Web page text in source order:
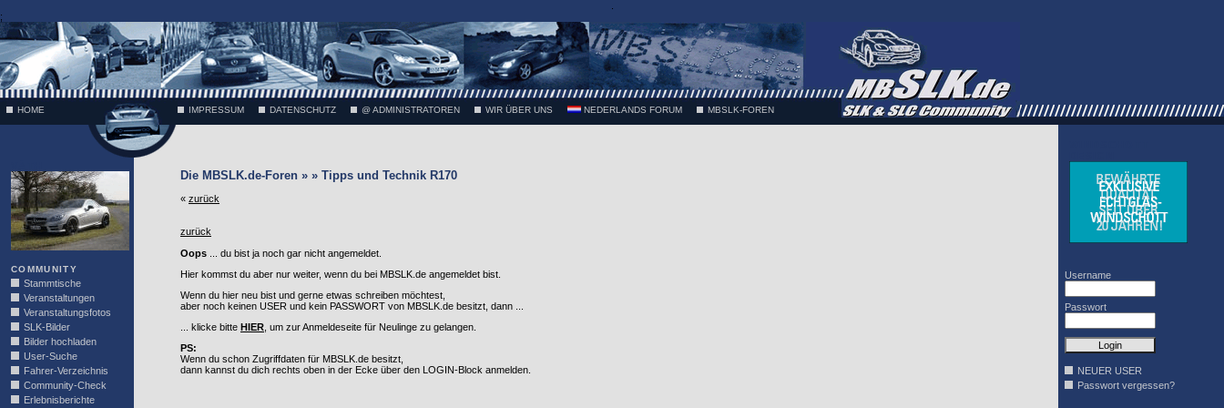
;
HOME IMPRESSUM DATENSCHUTZ @ ADMINISTRATOREN WIR ÜBER UNS NEDERLANDS FORUM MBSLK-FOREN
COMMUNITY
Stammtische
Veranstaltungen
Veranstaltungsfotos
SLK-Bilder
Bilder hochladen
User-Suche
Fahrer-Verzeichnis
Community-Check
Erlebnisberichte
Die MBSLK.de-Foren » » Tipps und Technik R170
« zurück
zurück
Oops ... du bist ja noch gar nicht angemeldet.
Hier kommst du aber nur weiter, wenn du bei MBSLK.de angemeldet bist.
Wenn du hier neu bist und gerne etwas schreiben möchtest,
aber noch keinen USER und kein PASSWORT von MBSLK.de besitzt, dann ...
... klicke bitte HIER , um zur Anmeldeseite für Neulinge zu gelangen.
PS:
Wenn du schon Zugriffdaten für MBSLK.de besitzt,
dann kannst du dich rechts oben in der Ecke über den LOGIN-Block anmelden.
Username
Passwort
NEUER USER
Passwort vergessen?